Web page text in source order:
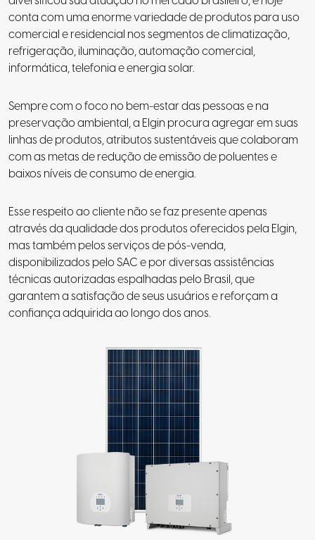
conta com uma enorme variedade de produtos para uso
comercial e residencial nos segmentos de climatização,
refrigeração, iluminação, automação comercial,
informática, telefonia e energia solar.
Sempre com o foco no bem-estar das pessoas e na
preservação ambiental, a Elgin procura agregar em suas
linhas de produtos, atributos sustentáveis que colaboram
com as metas de redução de emissão de poluentes e
baixos níveis de consumo de energia.
Esse respeito ao cliente não se faz presente apenas
através da qualidade dos produtos oferecidos pela Elgin,
mas também pelos serviços de pós-venda,
disponibilizados pelo SAC e por diversas assistências
técnicas autorizadas espalhadas pelo Brasil, que
garantem a satisfação de seus usuários e reforçam a
confiança adquirida ao longo dos anos.